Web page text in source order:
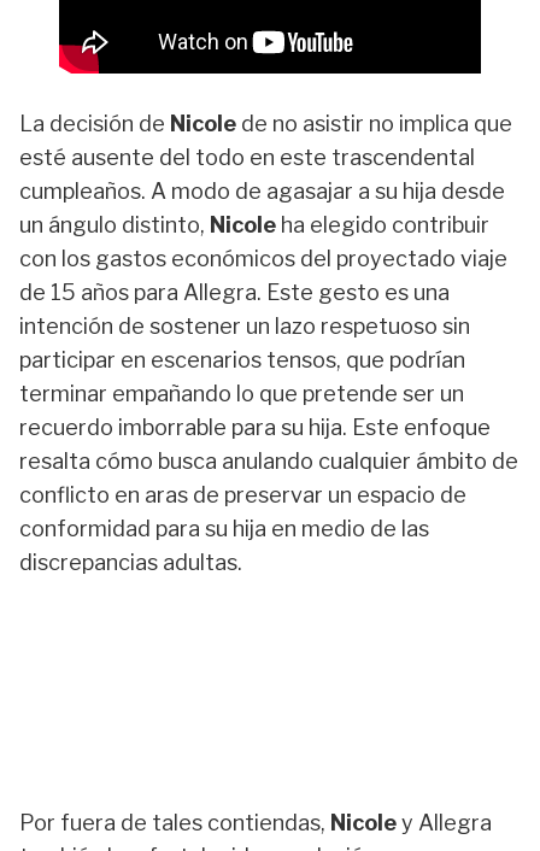
La decisión de Nicole de no asistir no implica que
esté ausente del todo en este trascendental
cumpleaños. A modo de agasajar a su hija desde
un ángulo distinto, Nicole ha elegido contribuir
con los gastos económicos del proyectado viaje
de 15 años para Allegra. Este gesto es una
intención de sostener un lazo respetuoso sin
participar en escenarios tensos, que podrían
terminar empañando lo que pretende ser un
recuerdo imborrable para su hija. Este enfoque
resalta cómo busca anulando cualquier ámbito de
conflicto en aras de preservar un espacio de
conformidad para su hija en medio de las
discrepancias adultas.
Por fuera de tales contiendas, Nicoley Allegra